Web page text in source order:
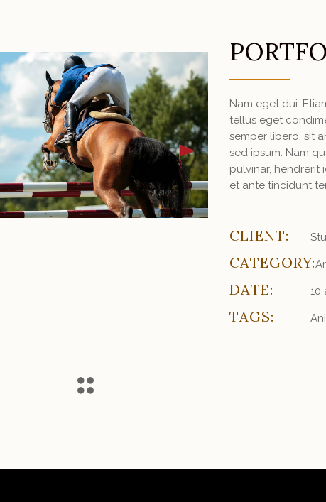
Nam eget dui.
tellus eget
semper libero, sit
sed ipsum. Nam
pulvinar, hendrerit
et ante tincidunt
CLIENT:
CATEGORY:
DATE: 10
TAGS: